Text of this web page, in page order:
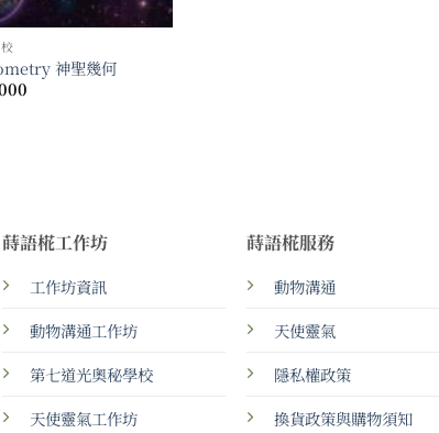
神聖幾何
蒔語椛工作坊
工作坊資訊
動物溝通工作坊
第七道光奧秘學校
天使靈氣工作坊
蒔語椛服務
動物溝通
天使靈氣
隱私權政策
換貨政策與購物須知